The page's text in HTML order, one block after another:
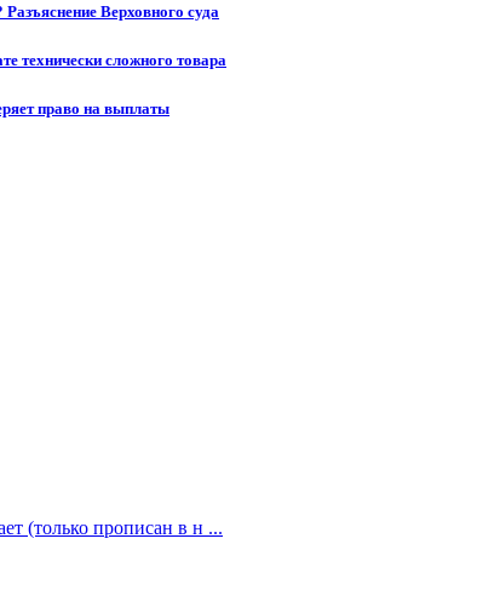
Верховного суда
технически сложного товара
право на выплаты
(только прописан в н ...